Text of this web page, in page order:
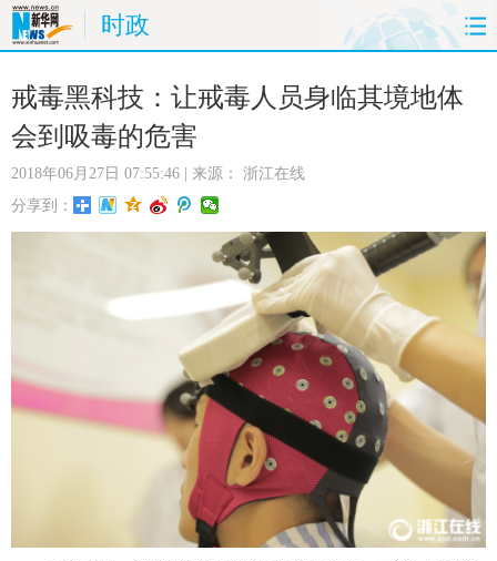
时政
首页 时政 国际 财经
娱乐 体育
时尚 思客
华人 汽车
能源 房产 公司
视频 彩票 食品
旅游 健康 信息化 数据
公益 军事 无人机
摄影 新华广播
戒毒黑科技：让戒毒人员身临其境地体
会到吸毒的危害
2018年06月27日 07:55:46 | 来源： 浙江在线
分享到：